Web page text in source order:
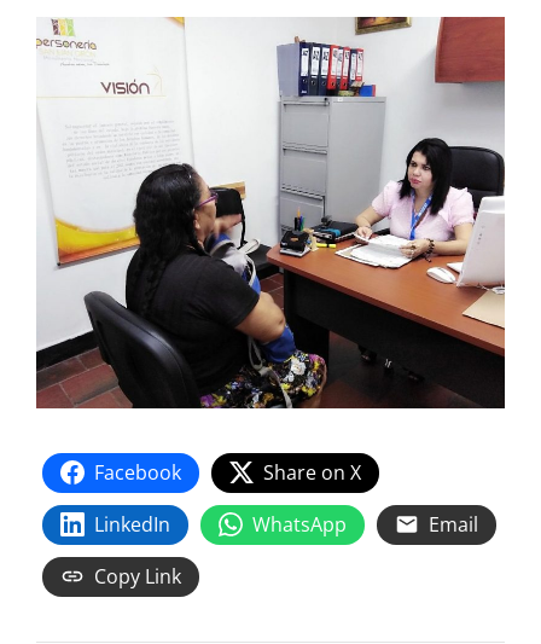
Facebook
Share on X
LinkedIn
WhatsApp
Email
Copy Link